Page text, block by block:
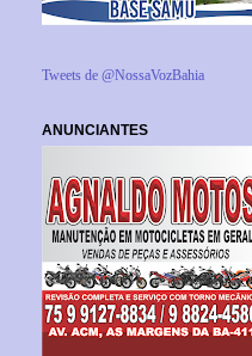
Tweets de @NossaVozBahia
ANUNCIANTES